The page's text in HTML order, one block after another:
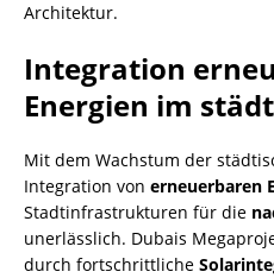
Architektur.
Integration
Energien im
Mit dem Wachstum der
Integration von erneuerbaren
Stadtinfrastrukturen für die
unerlässlich. Dubais
durch fortschrittliche